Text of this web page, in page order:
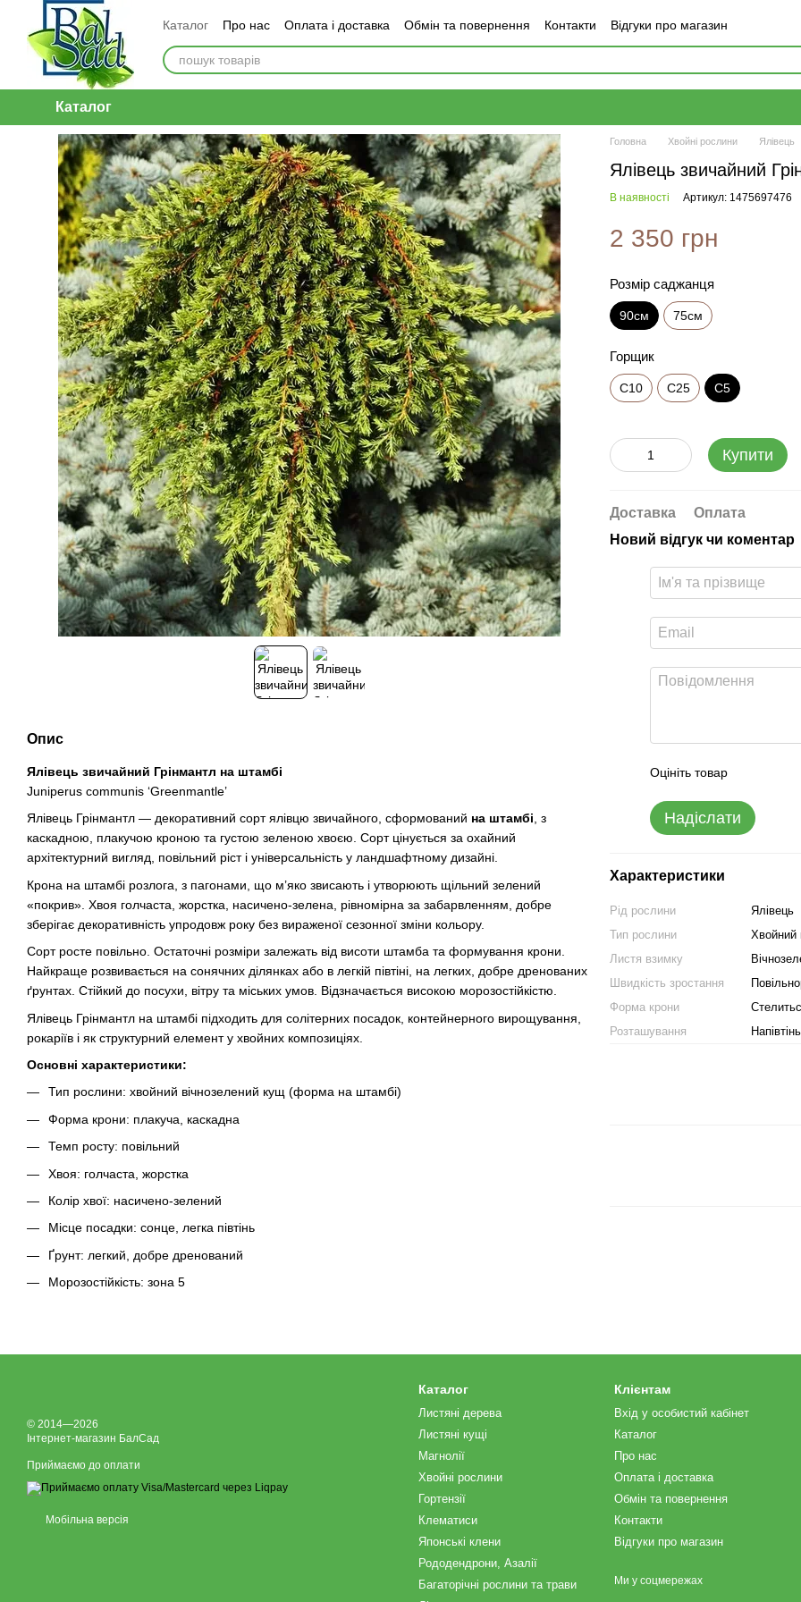
Перейти до основного контенту
Каталог Про нас Оплата і доставка Обмін та повернення Контакти Відгуки про магазин
Каталог
Опис
Ялівець звичайний Грінмантл на штамбі
Juniperus communis ‘Greenmantle’
Ялівець Грінмантл — декоративний сорт ялівцю звичайного, сформований на штамбі, з
каскадною, плакучою кроною та густою зеленою хвоєю. Сорт цінується за охайний
архітектурний вигляд, повільний ріст і універсальність у ландшафтному дизайні.
Крона на штамбі розлога, з пагонами, що м’яко звисають і утворюють щільний зелений
«покрив». Хвоя голчаста, жорстка, насичено-зелена, рівномірна за забарвленням, добре
зберігає декоративність упродовж року без вираженої сезонної зміни кольору.
Сорт росте повільно. Остаточні розміри залежать від висоти штамба та формування крони.
Найкраще розвивається на сонячних ділянках або в легкій півтіні, на легких, добре дренованих
ґрунтах. Стійкий до посухи, вітру та міських умов. Відзначається високою морозостійкістю.
Ялівець Грінмантл на штамбі підходить для солітерних посадок, контейнерного вирощування,
рокаріїв і як структурний елемент у хвойних композиціях.
Основні характеристики:
Тип рослини: хвойний вічнозелений кущ (форма на штамбі)
Форма крони: плакуча, каскадна
Темп росту: повільний
Хвоя: голчаста, жорстка
Колір хвої: насичено-зелений
Місце посадки: сонце, легка півтінь
Ґрунт: легкий, добре дренований
Морозостійкість: зона 5
Головна Хвойні рослини Ялівець
Ялівець звичайний
В наявності Артикул: 1475697476
2 350 грн
Розмір саджанця
90см 75см
Горщик
С10 С25 С5
Купити
Доставка
Оплата
Новий відгук чи коментар
Оцініть товар
Надіслати
Характеристики
Рід рослини
Ялівець
Тип рослини
Хвойний
Листя взимку
Швидкість зростання
Форма крони
Розташування
Напівтінь
© 2014—2026
Інтернет-магазин БалСад
Приймаємо до оплати
Мобільна версія
Каталог
Листяні дерева
Листяні кущі
Магнолії
Хвойні рослини
Гортензії
Клематиси
Японські клени
Рододендрони, Азалії
Багаторічні рослини та трави
Клієнтам
Вхід у особистий кабінет
Каталог
Про нас
Оплата і доставка
Обмін та повернення
Контакти
Відгуки про магазин
Ми у соцмережах